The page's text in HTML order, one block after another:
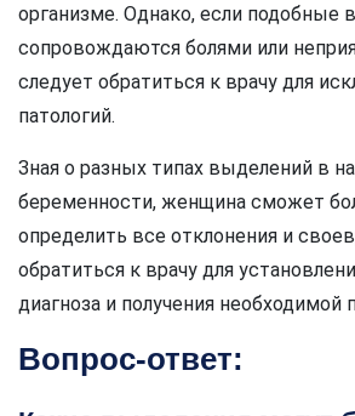
организме. Однако, если подобные
сопровождаются болями или
следует обратиться к врачу для
патологий.
Зная о разных типах выделений в
беременности, женщина сможет
определить все отклонения и
обратиться к врачу для
диагноза и получения необходимой
Вопрос-ответ: